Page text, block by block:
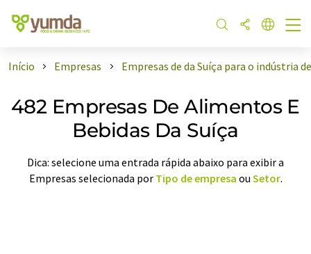
Início Empresas Empresas de da Suíça para o indústria
482 Empresas De Alimentos E
Bebidas Da Suíça
Dica: selecione uma entrada rápida abaixo para exibir a
Empresas selecionada por Tipo de empresa ou Setor.